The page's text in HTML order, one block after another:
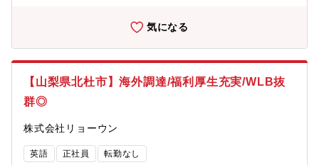
気になる
【山梨県北杜市】海外調達/福利厚生充実/WLB抜
群◎
株式会社リョーウン
英語 正社員 転勤なし